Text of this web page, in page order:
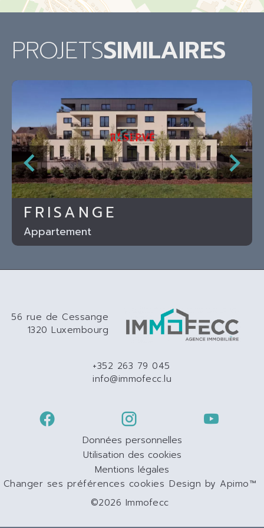
PROJETSSIMILAIRES
FRISANGE
Appartement
56 rue de Cessange
1320 Luxembourg
+352 263 79 045
info@immofecc.lu
Données personnelles
Utilisation des cookies
Mentions légales
Changer ses préférences cookies Design by Apimo™
©2026 Immofecc